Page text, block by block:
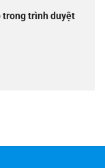
trong trình duyệt